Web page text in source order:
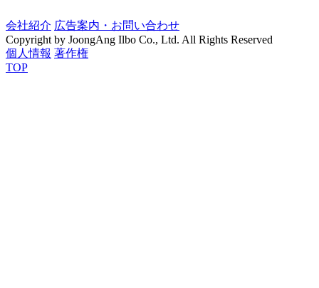
会社紹介 広告案内・お問い合わせ
Copyright by JoongAng Ilbo Co., Ltd. All Rights Reserved
個人情報 著作権
TOP